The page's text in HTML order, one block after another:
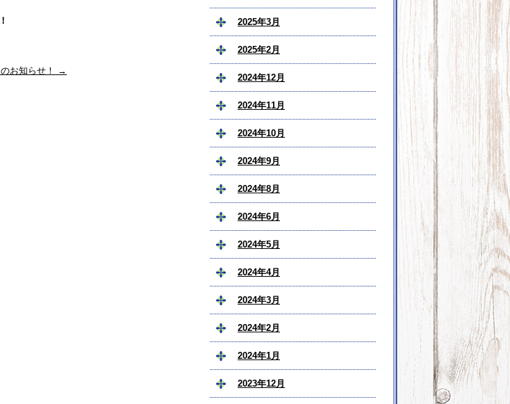
お知らせ！ →
2025年3月
2025年2月
2024年12月
2024年11月
2024年10月
2024年9月
2024年8月
2024年6月
2024年5月
2024年4月
2024年3月
2024年2月
2024年1月
2023年12月